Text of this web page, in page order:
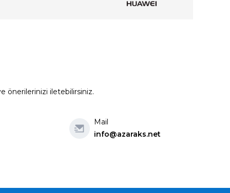
önerilerinizi iletebilirsiniz.
Mail
info@azaraks.net